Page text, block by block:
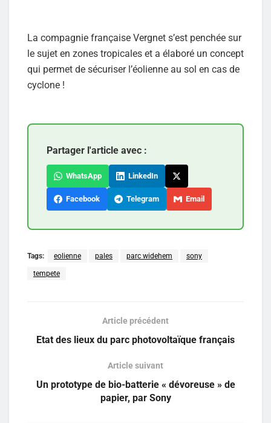
La compagnie française Vergnet s’est penchée sur
le sujet en zones tropicales et a élaboré un concept
qui permet de sécuriser l’éolienne au sol en cas de
cyclone !
Partager l'article avec :
WhatsApp LinkedIn
Facebook Telegram Email
Tags: eolienne pales parc widehem sony
tempete
Article précédent
Etat des lieux du parc photovoltaïque français
Article suivant
Un prototype de bio-batterie « dévoreuse » de
papier, par Sony